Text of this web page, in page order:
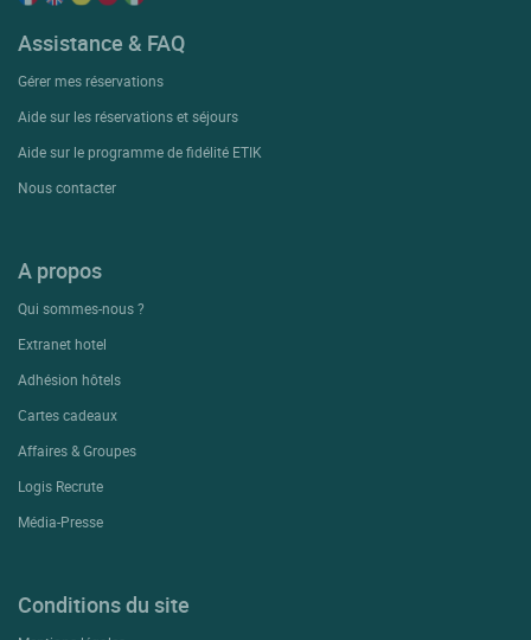
Assistance & FAQ
Gérer mes réservations
Aide sur les réservations et séjours
Aide sur le programme de fidélité ETIK
Nous contacter
A propos
Qui sommes-nous ?
Extranet hotel
Adhésion hôtels
Cartes cadeaux
Affaires & Groupes
Logis Recrute
Média-Presse
Conditions du site